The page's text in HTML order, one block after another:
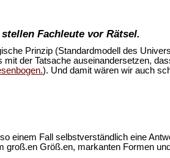
Fachleute vor Rätsel.
Prinzip (Standardmodell des
der Tatsache auseinandersetzen,
). Und damit wären wir auch
einem Fall selbstverständlich eine
groß.en Größ.en, markanten Formen